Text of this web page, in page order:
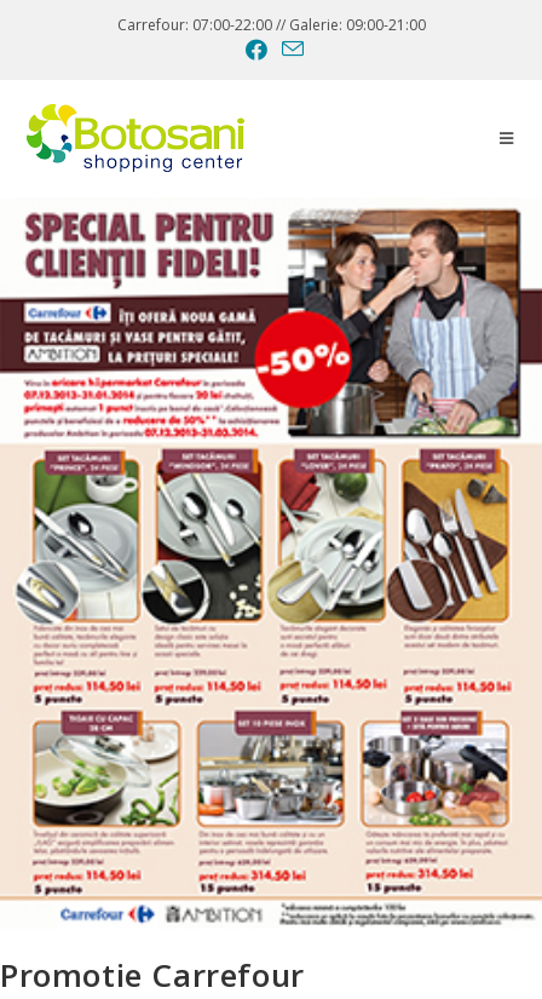
Carrefour: 07:00-22:00 // Galerie: 09:00-21:00
Promotie Carrefour